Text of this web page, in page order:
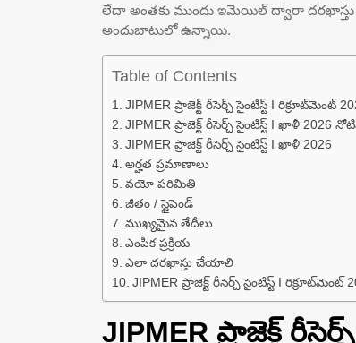
లేదా అంతకు ముందు ఇమెయిల్ ద్వారా దరఖాస్తు
అందుబాటులో ఉన్నాయి.
Table of Contents
JIPMER ప్రాజెక్ట్ రీసెర్చ్ సైంటిస్ట్ I రిక్రూట్‌మెంట్
JIPMER ప్రాజెక్ట్ రీసెర్చ్ సైంటిస్ట్ I ఖాళీ 2026
JIPMER ప్రాజెక్ట్ రీసెర్చ్ సైంటిస్ట్ I ఖాళీ 2026
అర్హత ప్రమాణాలు
వయో పరిమితి
జీతం / స్టైపెండ్
ముఖ్యమైన తేదీలు
ఎంపిక ప్రక్రియ
ఎలా దరఖాస్తు చేయాలి
JIPMER ప్రాజెక్ట్ రీసెర్చ్ సైంటిస్ట్ I
JIPMER ప్రాజెక్ట్